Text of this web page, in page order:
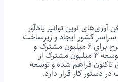
نوین توانیر یادآور
در سراسر کشور ایجاد و زیرساخت
نرم افزاری لازم جهت توسعه طرح برای ٦ میلیون مشترک و
زیرساخت سخت افزاری برای توسعه ٣ میلیون مشترک از
برق تاکنون فراهم شده و توسعه
دستور کار قرار دارد.